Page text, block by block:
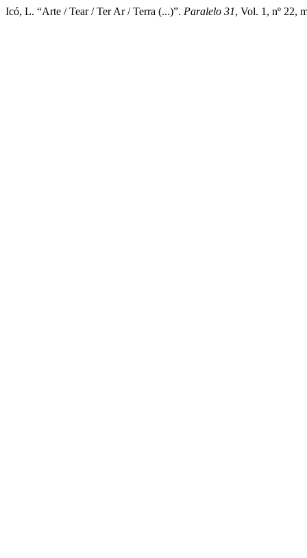
Icó, L. “Arte / Tear / Ter Ar / Terra (...)”. Paralelo 31, Vol. 1, nº 22,